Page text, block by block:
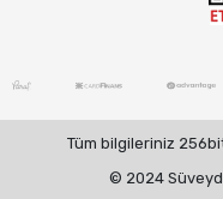
Tüm bilgileriniz
© 2024